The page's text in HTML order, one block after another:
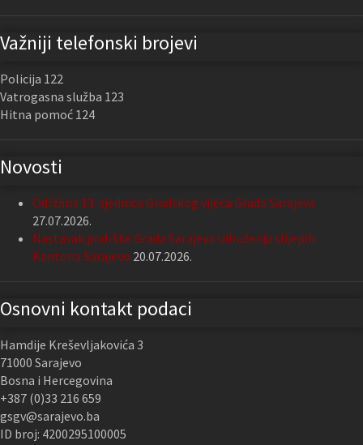
Važniji telefonski brojevi
Policija 122
Vatrogasna služba 123
Hitna pomoć 124
Novosti
Održana 13. sjednica Gradskog vijeća Grada Sarajeva
27.07.2026.
Nastavak podrške Grada Sarajeva Udruženju slijepih
Kantona Sarajevo 20.07.2026.
Osnovni kontakt podaci
Hamdije Kreševljakovića 3
71000 Sarajevo
Bosna i Hercegovina
+387 (0)33 216 659
gsgv@sarajevo.ba
ID broj: 4200295100005